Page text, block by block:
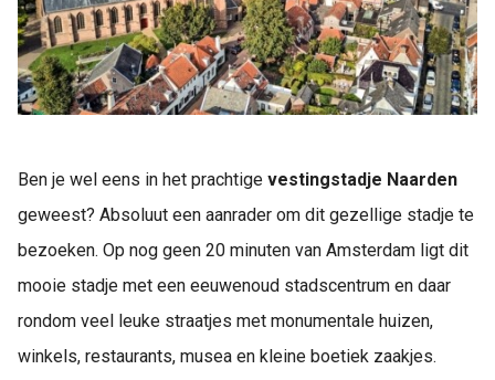
Ben je wel eens in het prachtige vestingstadje Naarden
geweest? Absoluut een aanrader om dit gezellige stadje te
bezoeken. Op nog geen 20 minuten van Amsterdam ligt dit
mooie stadje met een eeuwenoud stadscentrum en daar
rondom veel leuke straatjes met monumentale huizen,
winkels, restaurants, musea en kleine boetiek zaakjes.